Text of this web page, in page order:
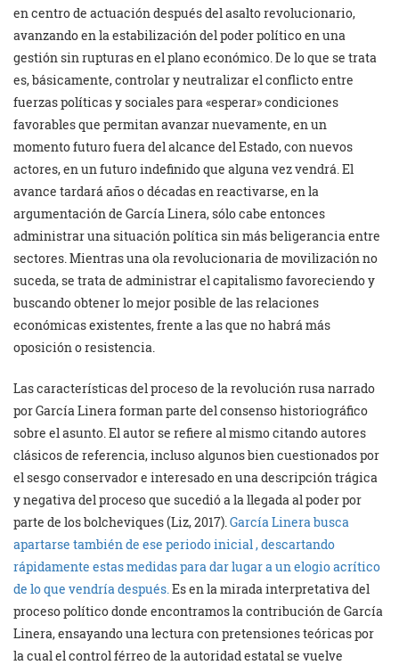
en centro de actuación después del asalto revolucionario,
avanzando en la estabilización del poder político en una
gestión sin rupturas en el plano económico. De lo que se trata
es, básicamente, controlar y neutralizar el conflicto entre
fuerzas políticas y sociales para «esperar» condiciones
favorables que permitan avanzar nuevamente, en un
momento futuro fuera del alcance del Estado, con nuevos
actores, en un futuro indefinido que alguna vez vendrá. El
avance tardará años o décadas en reactivarse, en la
argumentación de García Linera, sólo cabe entonces
administrar una situación política sin más beligerancia entre
sectores. Mientras una ola revolucionaria de movilización no
suceda, se trata de administrar el capitalismo favoreciendo y
buscando obtener lo mejor posible de las relaciones
económicas existentes, frente a las que no habrá más
oposición o resistencia.
Las características del proceso de la revolución rusa narrado
por García Linera forman parte del consenso historiográfico
sobre el asunto. El autor se refiere al mismo citando autores
clásicos de referencia, incluso algunos bien cuestionados por
el sesgo conservador e interesado en una descripción trágica
y negativa del proceso que sucedió a la llegada al poder por
parte de los bolcheviques (Liz, 2017). García Linera busca
apartarse también de ese periodo inicial , descartando
rápidamente estas medidas para dar lugar a un elogio acrítico
de lo que vendría después. Es en la mirada interpretativa del
proceso político donde encontramos la contribución de García
Linera, ensayando una lectura con pretensiones teóricas por
la cual el control férreo de la autoridad estatal se vuelve